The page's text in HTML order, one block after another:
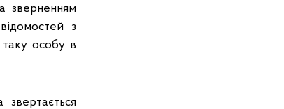
зверненням
з
таку особу в